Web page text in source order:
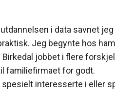
i data savnet jeg
Jeg begynte hos
jobbet i flere
familiefirmaet for godt.
interesserte i eller